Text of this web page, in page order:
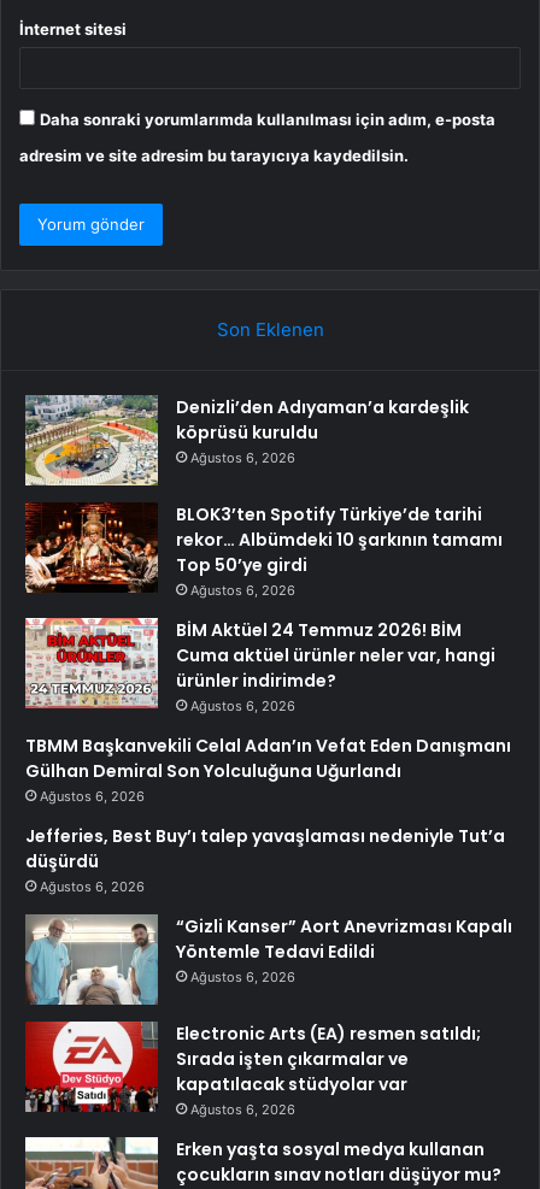
İnternet sitesi
Daha sonraki yorumlarımda kullanılması için adım, e-posta
adresim ve site adresim bu tarayıcıya kaydedilsin.
Son Eklenen
Denizli’den Adıyaman’a kardeşlik
köprüsü kuruldu
Ağustos 6, 2026
BLOK3’ten Spotify Türkiye’de tarihi
rekor… Albümdeki 10 şarkının tamamı
Top 50’ye girdi
Ağustos 6, 2026
BİM Aktüel 24 Temmuz 2026! BİM
Cuma aktüel ürünler neler var, hangi
ürünler indirimde?
Ağustos 6, 2026
TBMM Başkanvekili Celal Adan’ın Vefat Eden Danışmanı
Gülhan Demiral Son Yolculuğuna Uğurlandı
Ağustos 6, 2026
Jefferies, Best Buy’ı talep yavaşlaması nedeniyle Tut’a
düşürdü
Ağustos 6, 2026
“Gizli Kanser” Aort Anevrizması Kapalı
Yöntemle Tedavi Edildi
Ağustos 6, 2026
Electronic Arts (EA) resmen satıldı;
Sırada işten çıkarmalar ve
kapatılacak stüdyolar var
Ağustos 6, 2026
Erken yaşta sosyal medya kullanan
çocukların sınav notları düşüyor mu?